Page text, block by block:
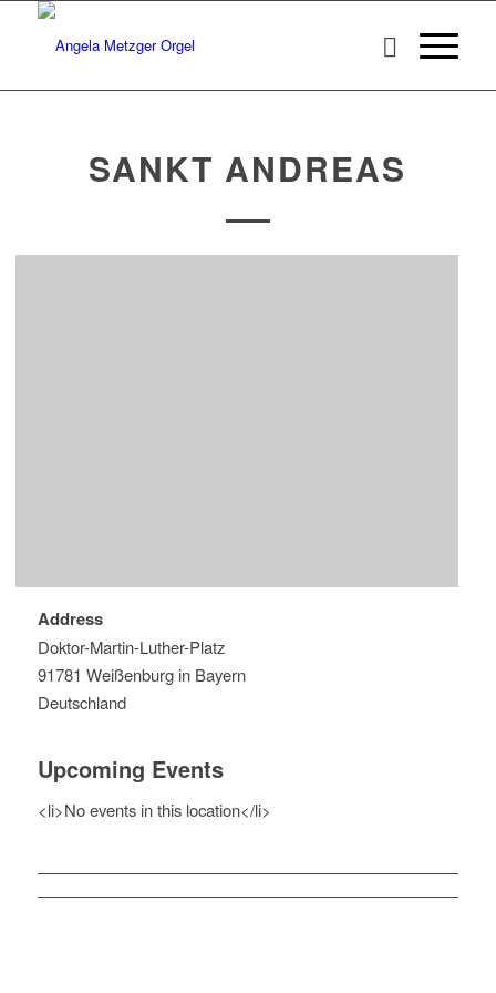
SANKT ANDREAS
Address
Doktor-Martin-Luther-Platz
91781 Weißenburg in Bayern
Deutschland
Upcoming Events
<li>No events in this location</li>